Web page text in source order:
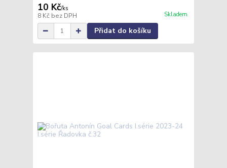
10 Kč/ks
8 Kč bez DPH Skladem
Přidat do košíku